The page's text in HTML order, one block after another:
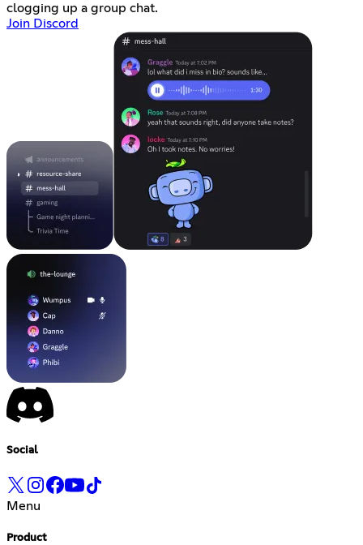
clogging up a group chat.
Join Discord
Social
Menu
Product